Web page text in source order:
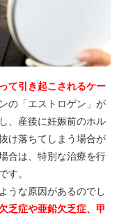
て引き起こされるケー
の「エストロゲン」が
、産後に妊娠前のホル
け落ちてしまう場合が
合は、特別な治療を行
す。
うな原因があるのでし
乏症や亜鉛欠乏症、甲